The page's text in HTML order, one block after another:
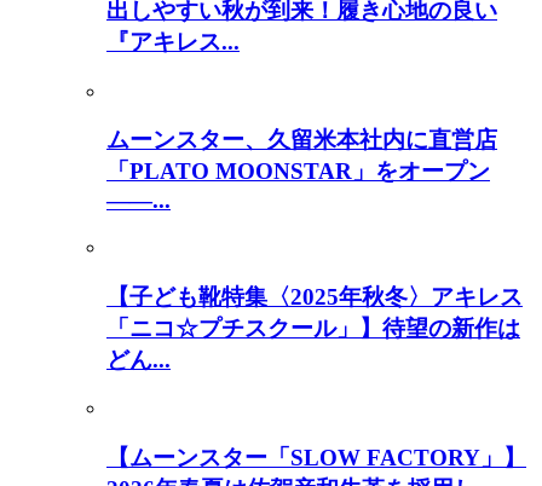
出しやすい秋が到来！履き心地の良い
『アキレス...
ムーンスター、久留米本社内に直営店
「PLATO MOONSTAR」をオープン
――...
【子ども靴特集〈2025年秋冬〉アキレス
「ニコ☆プチスクール」】待望の新作は
どん...
【ムーンスター「SLOW FACTORY」】